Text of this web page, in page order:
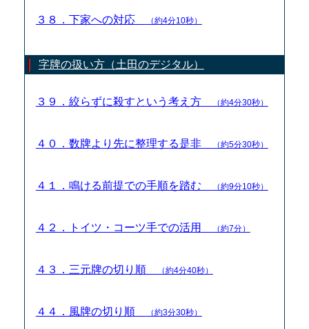
３８．下家への対応 （約4分10秒）
字牌の扱い方（土田のデジタル）
３９．絞らずに殺すという考え方 （約4分30秒）
４０．数牌より先に整理する是非 （約5分30秒）
４１．鳴ける前提での手順を踏む （約9分10秒）
４２．トイツ・コーツ手での活用 （約7分）
４３．三元牌の切り順 （約4分40秒）
４４．風牌の切り順 （約3分30秒）